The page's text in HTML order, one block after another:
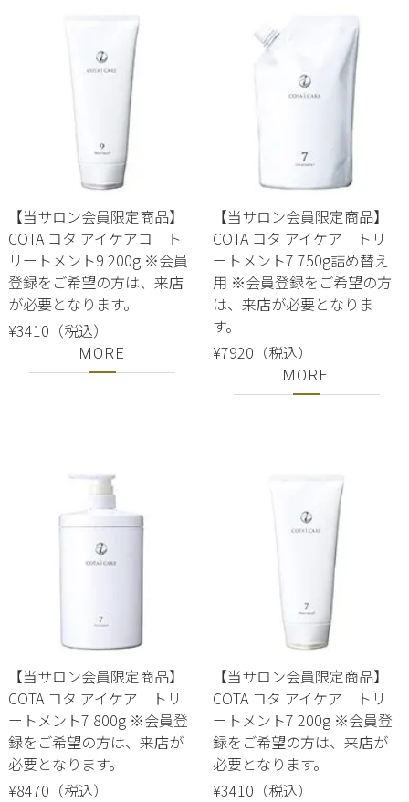
【当サロン会員限定商品】
COTA コタ アイケアコ ト
リートメント9 200g ※会員
登録をご希望の方は、来店
が必要となります。
¥3410（税込）
MORE
【当サロン会員限定商品】
COTA コタ アイケア トリ
ートメント7 750g詰め替え
用 ※会員登録をご希望の方
は、来店が必要となりま
す。
¥7920（税込）
MORE
【当サロン会員限定商品】
COTA コタ アイケア トリ
ートメント7 800g ※会員登
録をご希望の方は、来店が
必要となります。
¥8470（税込）
【当サロン会員限定商品】
COTA コタ アイケア トリ
ートメント7 200g ※会員登
録をご希望の方は、来店が
必要となります。
¥3410（税込）